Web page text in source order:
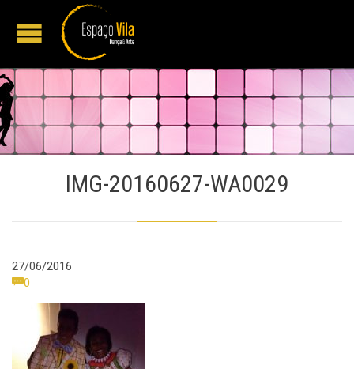
IMG-20160627-WA0029
27/06/2016
0